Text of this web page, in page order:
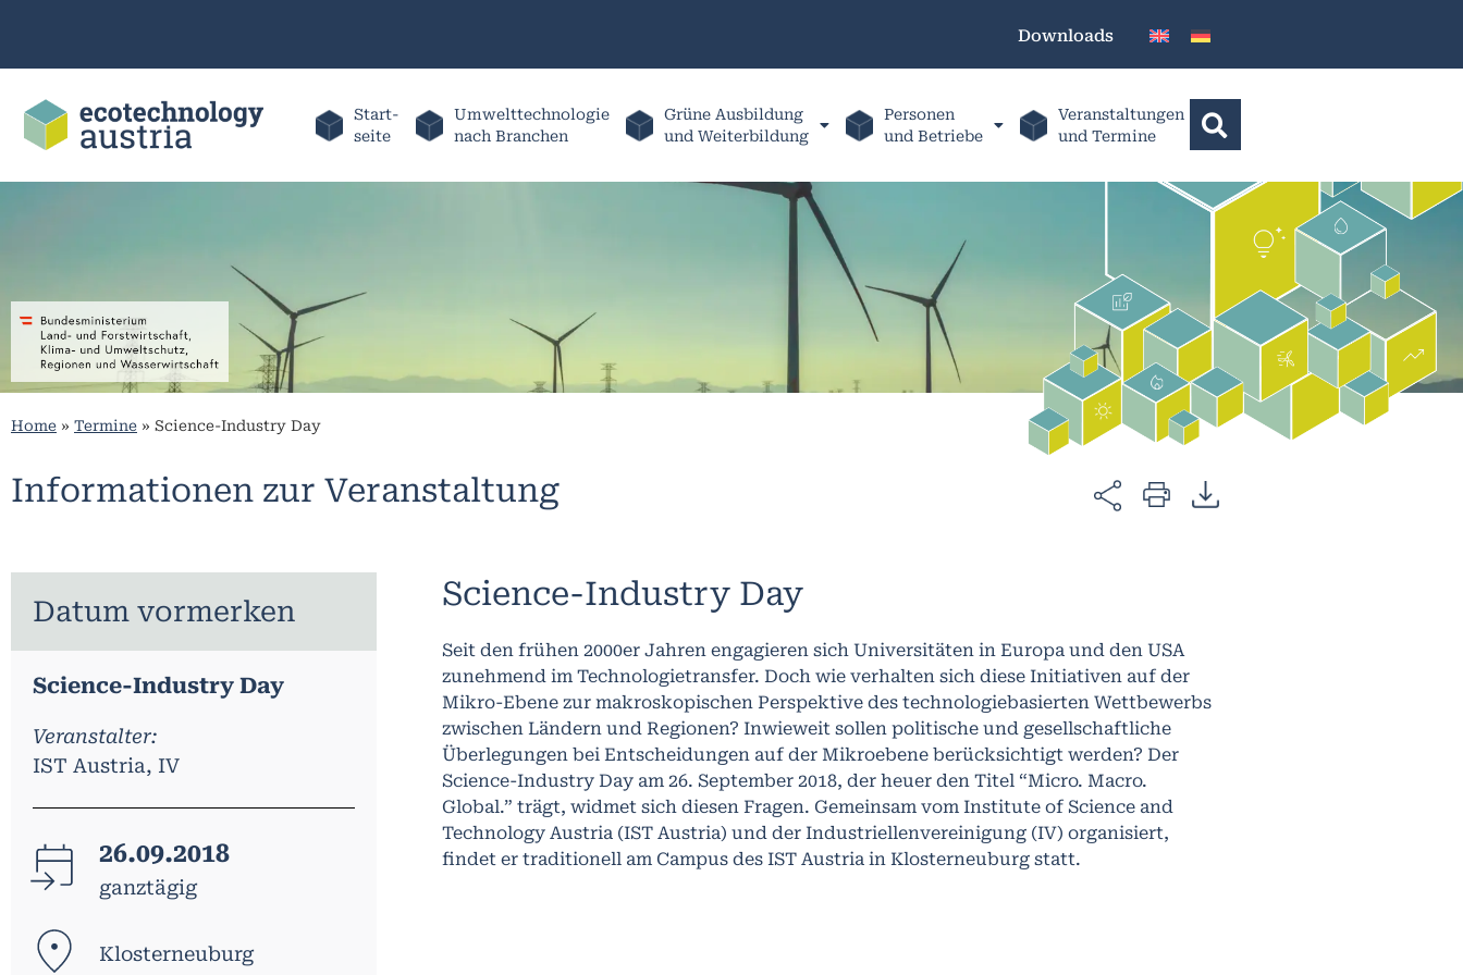
Downloads
Start-
seite
Umwelttechnologie
nach Branchen
Grüne Ausbildung
und Weiterbildung
Personen
und Betriebe
Veranstaltungen
und Termine
Home » Termine » Science-Industry Day
Informationen zur Veranstaltung
Datum vormerken
Science-Industry Day
Veranstalter:
IST Austria, IV
26.09.2018
ganztägig
Klosterneuburg
Science-Industry Day
Seit den frühen 2000er Jahren engagieren sich Universitäten in Europa und den USA
zunehmend im Technologietransfer. Doch wie verhalten sich diese Initiativen auf der
Mikro-Ebene zur makroskopischen Perspektive des technologiebasierten Wettbewerbs
zwischen Ländern und Regionen? Inwieweit sollen politische und gesellschaftliche
Überlegungen bei Entscheidungen auf der Mikroebene berücksichtigt werden? Der
Science-Industry Day am 26. September 2018, der heuer den Titel “Micro. Macro.
Global.” trägt, widmet sich diesen Fragen. Gemeinsam vom Institute of Science and
Technology Austria (IST Austria) und der Industriellenvereinigung (IV) organisiert,
findet er traditionell am Campus des IST Austria in Klosterneuburg statt.